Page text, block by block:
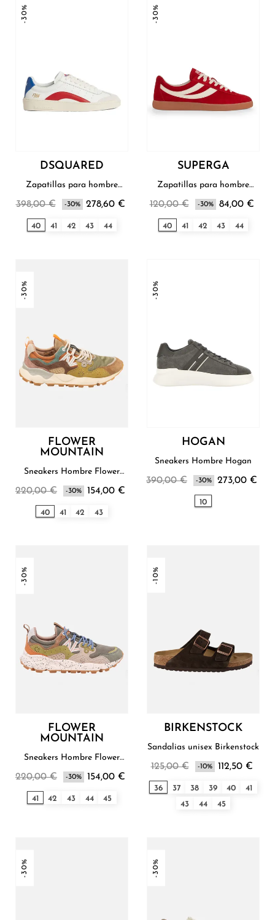
-30%
DSQUARED
Zapatillas para hombre
398,00 € -30% 278,60 €
40 41 42 43 44
-30%
SUPERGA
Zapatillas para hombre
120,00 € -30% 84,00 €
40 41 42 43 44
-30%
FLOWER
MOUNTAIN
Sneakers Hombre Flower
220,00 € -30% 154,00 €
40 41 42 43
-30%
HOGAN
Sneakers Hombre Hogan
390,00 € -30% 273,00 €
10
-30%
FLOWER
MOUNTAIN
Sneakers Hombre Flower
220,00 € -30% 154,00 €
41 42 43 44 45
-10%
BIRKENSTOCK
Sandalias unisex Birkenstock
125,00 € -10% 112,50 €
36 37 38 39 40
41
43
44 45
-30% -30%